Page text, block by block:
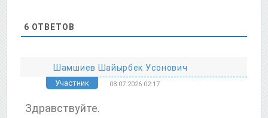
6 ОТВЕТОВ
Шамшиев Шайырбек Усонович
Участник 08.07.2026 02:17
Здравствуйте.